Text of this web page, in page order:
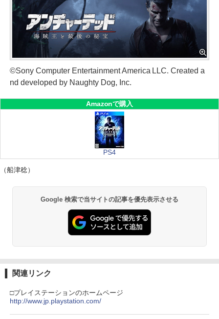
©Sony Computer Entertainment America LLC. Created a
nd developed by Naughty Dog, Inc.
Amazonで購入
PS4
（船津稔）
Google 検索で当サイトの記事を優先表示させる
関連リンク
□プレイステーションのホームページ
http://www.jp.playstation.com/